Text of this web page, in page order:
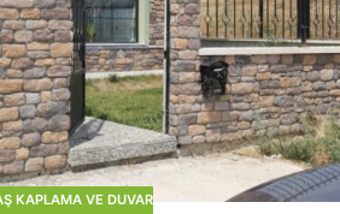
KAPLAMA VE DUVAR